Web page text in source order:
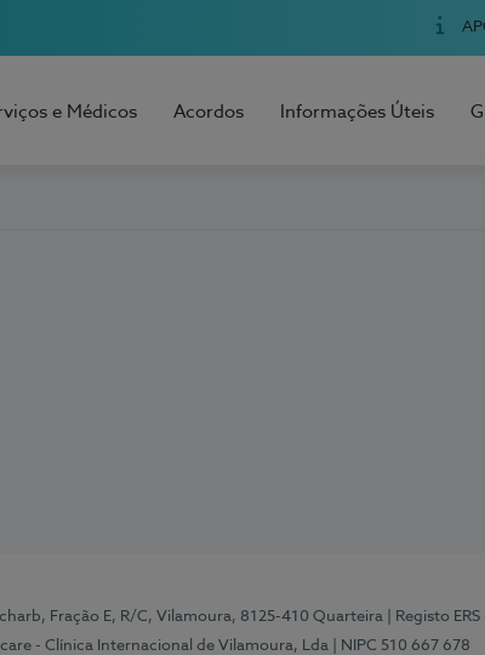
e Médicos Acordos Informações Úteis
Fração E, R/C, Vilamoura, 8125-410 Quarteira | Registo
- Clínica Internacional de Vilamoura, Lda
| NIPC 510 667 678